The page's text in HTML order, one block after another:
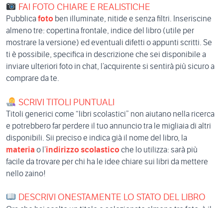
FAI FOTO CHIARE E REALISTICHE
Pubblicafoto ben illuminate, nitide e senza filtri. Inseriscine
almeno tre: copertina frontale, indice del libro (utile per
mostrare la versione) ed eventuali difetti o appunti scritti. Se
ti è possibile, specifica in descrizione che sei disponibile a
inviare ulteriori foto in chat, l’acquirente si sentirà più sicuro a
comprare da te.
SCRIVI TITOLI PUNTUALI
Titoli generici come “libri scolastici” non aiutano nella ricerca
e potrebbero far perdere il tuo annuncio tra le migliaia di altri
disponibili. Sii preciso e indica già il nome del libro, la
materia o l’indirizzo scolasticoche lo utilizza: sarà più
facile da trovare per chi ha le idee chiare sui libri da mettere
nello zaino!
DESCRIVI ONESTAMENTE LO STATO DEL LIBRO